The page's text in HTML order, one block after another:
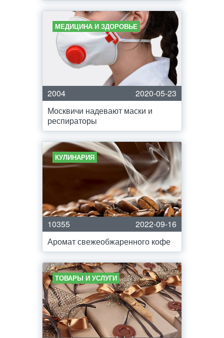
МЕДИЦИНА И ЗДОРОВЬЕ
2004
2020-05-23
Москвичи надевают маски и
респираторы
КУЛИНАРИЯ
10355
2022-09-16
Аромат свежеобжаренного кофе
ТОВАРЫ И УСЛУГИ